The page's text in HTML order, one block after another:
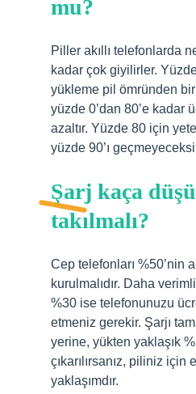
mu?
Piller akıllı telefonlarda
kadar çok giyilirler.
yükleme pil ömründen
yüzde 0’dan 80’e kadar
azaltır. Yüzde 80 için
yüzde 90’ı
Şarj kaça
takılmalı?
Cep telefonları %50’nin
kurulmalıdır. Daha
%30 ise telefonunuzu
etmeniz gerekir. Şarjı
yerine, yükten yaklaşık
çıkarılırsanız, piliniz için
yaklaşımdır.